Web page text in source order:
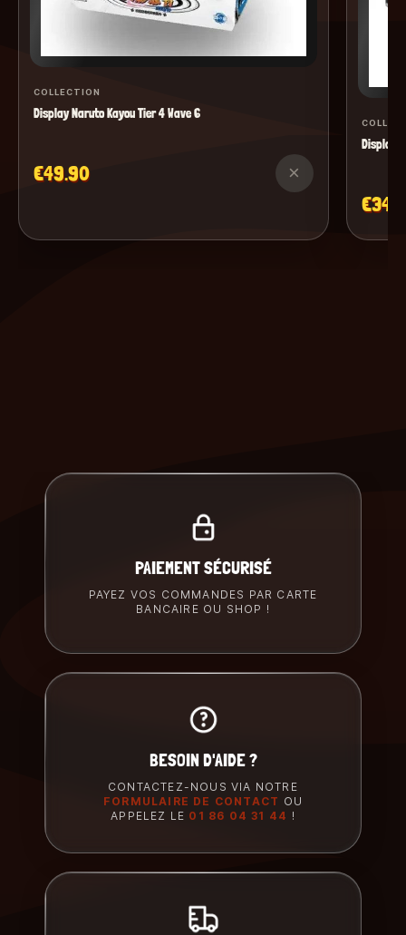
COLLECTION
Display Naruto Kayou Tier 4 Wave 6
€49.90 ×
Display
PAIEMENT SÉCURISÉ
PAYEZ VOS COMMANDES PAR CARTE
BANCAIRE OU SHOP !
BESOIN D'AIDE ?
CONTACTEZ-NOUS VIA NOTRE
FORMULAIRE DE CONTACT OU
APPELEZ LE 01 86 04 31 44 !